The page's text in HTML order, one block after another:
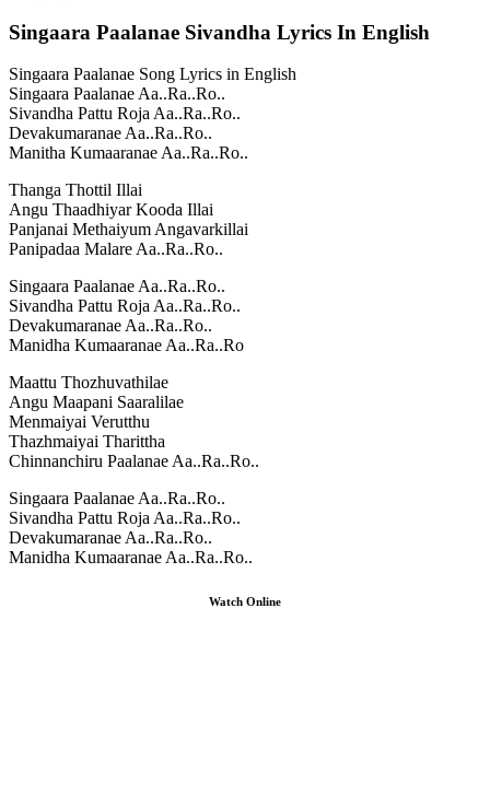
Singaara Paalanae Sivandha Lyrics In English
Singaara Paalanae Song Lyrics in English
Singaara Paalanae Aa..Ra..Ro..
Sivandha Pattu Roja Aa..Ra..Ro..
Devakumaranae Aa..Ra..Ro..
Manitha Kumaaranae Aa..Ra..Ro..
Thanga Thottil Illai
Angu Thaadhiyar Kooda Illai
Panjanai Methaiyum Angavarkillai
Panipadaa Malare Aa..Ra..Ro..
Singaara Paalanae Aa..Ra..Ro..
Sivandha Pattu Roja Aa..Ra..Ro..
Devakumaranae Aa..Ra..Ro..
Manidha Kumaaranae Aa..Ra..Ro
Maattu Thozhuvathilae
Angu Maapani Saaralilae
Menmaiyai Verutthu
Thazhmaiyai Tharittha
Chinnanchiru Paalanae Aa..Ra..Ro..
Singaara Paalanae Aa..Ra..Ro..
Sivandha Pattu Roja Aa..Ra..Ro..
Devakumaranae Aa..Ra..Ro..
Manidha Kumaaranae Aa..Ra..Ro..
Watch Online